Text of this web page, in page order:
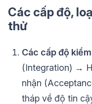
Các cấp độ,
thử
Các cấp độ
(Integration) →
nhận
tháp về độ tin